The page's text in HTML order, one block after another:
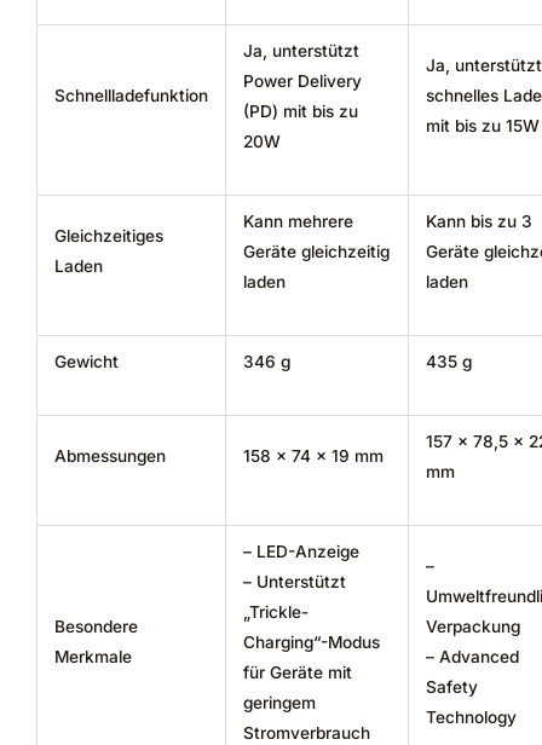
Schnellladefunktion
Ja, unterstützt
Power Delivery
(PD) mit bis zu
20W
Ja, unterstützt
schnelles
mit bis zu 15W
Gleichzeitiges
Laden
Kann mehrere
Geräte gleichzeitig
laden
Kann bis zu 3
Geräte
laden
Gewicht 346 g 435 g
Abmessungen 158 x 74 x 19 mm
157 x 78,5 x
mm
Besondere
Merkmale
– LED-Anzeige
– Unterstützt
„Trickle-
Charging“-Modus
für Geräte mit
geringem
Stromverbrauch
–
Verpackung
– Advanced
Safety
Technology